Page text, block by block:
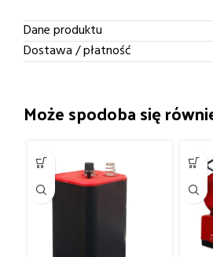
Dane produktu
Dostawa / płatność
Może spodoba się